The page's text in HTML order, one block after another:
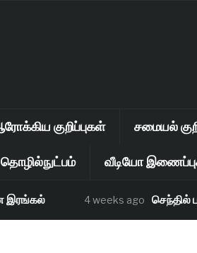
குறிப்புகள் சமையல்
தொழில்நுட்பம் வீடியோ
4 weeks ago செந்தில்